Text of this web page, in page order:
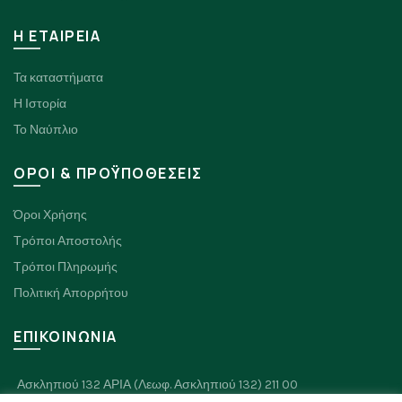
H ΕΤΑΙΡΕΙΑ
Τα καταστήματα
Η Ιστορία
Το Ναύπλιο
ΟΡΟΙ & ΠΡΟΫΠΟΘΕΣΕΙΣ
Όροι Χρήσης
Τρόποι Αποστολής
Τρόποι Πληρωμής
Πολιτική Απορρήτου
ΕΠΙΚΟΙΝΩΝΙΑ
Ασκληπιού 132 ΑΡΙΑ (Λεωφ. Ασκληπιού 132) 211 00